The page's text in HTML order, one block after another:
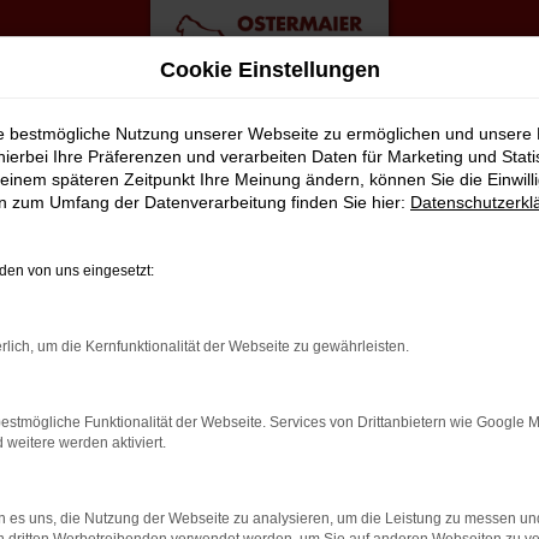
Top Angebote
ALTERNATIVE FÜR
Bremen fahren? Zu teuer? Von wegen, denn wir von
nach Bremen oder an einen anderen Ort in der
unserem Service. Hierzu gehört in vollem Umfang auch die
üben wir unseren Beruf mit Leidenschaft aus – und das
Cookie Einstellungen
bestmögliche Nutzung unserer Webseite zu ermöglichen und unsere
Ihre Präferenzen und verarbeiten Daten für Marketing und
späteren Zeitpunkt Ihre Meinung ändern, können Sie die
zum Umfang der Datenverarbeitung finden Sie hier:
von uns eingesetzt:
um die Kernfunktionalität der Webseite zu gewährleisten.
Funktionalität der Webseite. Services von Drittanbietern wie Google
weitere werden aktiviert.
es uns, die Nutzung der Webseite zu analysieren, um die Leistung zu messen